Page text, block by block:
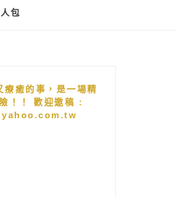
包
療癒的事，是一場精
！！ 歡迎邀稿 :